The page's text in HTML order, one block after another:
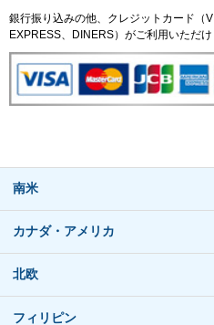
銀行振り込みの他、クレジットカード（
EXPRESS、DINERS）がご利用いただけ
南米
カナダ・アメリカ
北欧
フィリピン